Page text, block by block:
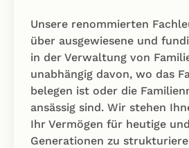
Unsere renommierten
über ausgewiesene und
in der Verwaltung von
unabhängig davon, wo das
belegen ist oder die
ansässig sind. Wir stehen
Ihr Vermögen für heutige
Generationen zu